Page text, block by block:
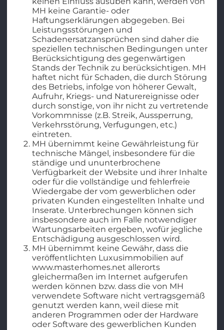
MH keine Garantie- oder
Haftungserklärungen abgegeben. Bei
Leistungsstörungen und
Schadenersatzansprüchen sind daher die
speziellen technischen Bedingungen unter
Berücksichtigung des gegenwärtigen
Stands der Technik zu berücksichtigen. MH
haftet nicht für Schaden, die durch Störung
des Betriebs, infolge von höherer Gewalt,
Aufruhr, Kriegs- und Naturereignisse oder
durch sonstige, von ihr nicht zu vertretende
Vorkommnisse (z.B. Streik, Aussperrung,
Verkehrsstörung, Verfugungen, etc.)
eintreten.
MH übernimmt keine Gewährleistung für
technische Mängel, insbesondere für die
ständige und ununterbrochene
Verfügbarkeit der Website und ihrer Inhalte
oder für die vollständige und fehlerfreie
Wiedergabe der vom gewerblichen oder
privaten Kunden eingestellten Inhalte und
Inserate. Unterbrechungen können sich
insbesondere auch im Falle notwendiger
Wartungsarbeiten ergeben, wofür jegliche
Entschädigung ausgeschlossen wird.
MH übernimmt keine Gewähr, dass die
veröffentlichten Luxusimmobilien auf
www.masterhomes.net allerorts
gleichermaßen im Internet aufgerufen
werden können bzw. dass die von MH
verwendete Software nicht vertragsgemäß
genutzt werden kann, weil diese mit
anderen Programmen oder der Hardware
oder Software des gewerblichen Kunden